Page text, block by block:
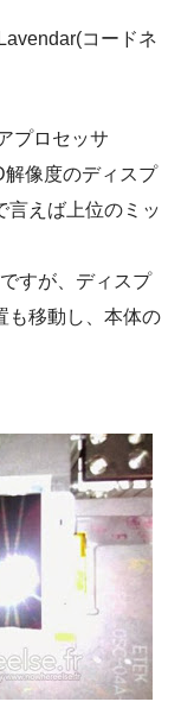
コードネ
プロセッサ
像度のディスプ
言えば上位のミッ
すが、ディスプ
も移動し、本体の